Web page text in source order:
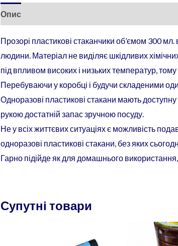
Опис
Прозорі пластикові стаканчики об’ємом 300
людини. Матеріал не виділяє шкідливих
під впливом високих і низьких температур,
Перебуваючи у коробці і будучи складеними
Одноразові пластикові стакани мають
рукою достатній запас зручною посуду.
Не у всіх життєвих ситуаціях є можливість
одноразові пластикові стакани, без яких
Гарно підійде як для домашнього
Супутні товари